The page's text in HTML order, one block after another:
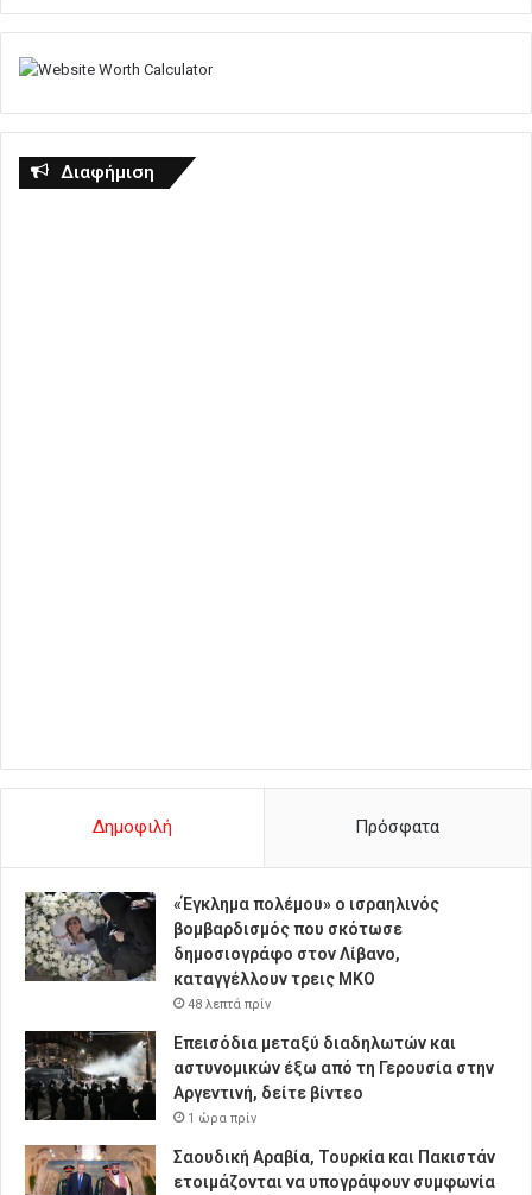
Διαφήμιση
Δημοφιλή Πρόσφατα
«Έγκλημα πολέμου» ο ισραηλινός
βομβαρδισμός που σκότωσε
δημοσιογράφο στον Λίβανο,
καταγγέλλουν τρεις ΜΚΟ
48 λεπτά πρίν
Επεισόδια μεταξύ διαδηλωτών και
αστυνομικών έξω από τη Γερουσία στην
Αργεντινή, δείτε βίντεο
1 ώρα πρίν
Σαουδική Αραβία, Τουρκία και Πακιστάν
ετοιμάζονται να υπογράψουν συμφωνία